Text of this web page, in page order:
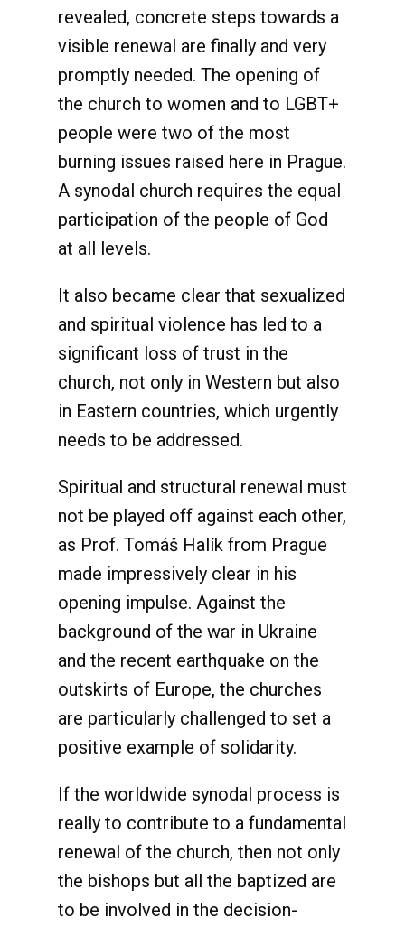
revealed, concrete steps towards a
visible renewal are finally and very
promptly needed. The opening of
the church to women and to LGBT+
people were two of the most
burning issues raised here in Prague.
A synodal church requires the equal
participation of the people of God
at all levels.
It also became clear that sexualized
and spiritual violence has led to a
significant loss of trust in the
church, not only in Western but also
in Eastern countries, which urgently
needs to be addressed.
Spiritual and structural renewal must
not be played off against each other,
as Prof. Tomáš Halík from Prague
made impressively clear in his
opening impulse. Against the
background of the war in Ukraine
and the recent earthquake on the
outskirts of Europe, the churches
are particularly challenged to set a
positive example of solidarity.
If the worldwide synodal process is
really to contribute to a fundamental
renewal of the church, then not only
the bishops but all the baptized are
to be involved in the decision-